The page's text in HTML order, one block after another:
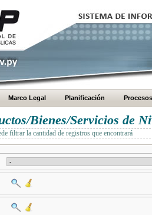
Marco Legal Planificación Procesos
Bienes/Servicios de
filtrar la cantidad de registros que encontrará